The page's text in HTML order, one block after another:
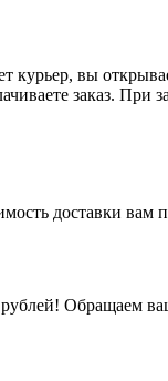
вы
заказ. При
доставки вам
Обращаем